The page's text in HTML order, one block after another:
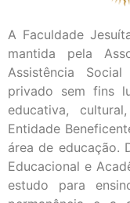
A Faculdade
mantida pela
Assistência
privado sem fins
educativa,
Entidade
área de educação.
Educacional e
estudo para